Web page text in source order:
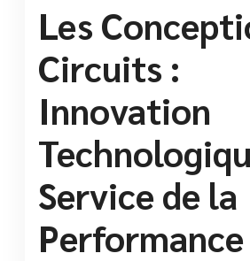
Les
Circuits :
Innovation
Service de la
Performance